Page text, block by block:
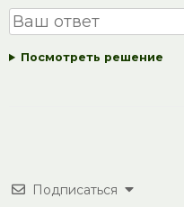
Посмотреть решение
Подписаться